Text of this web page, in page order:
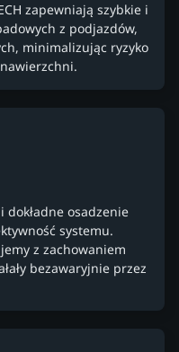
zapewniają szybkie i
z podjazdów,
minimalizując ryzyko
dokładne osadzenie
systemu.
z zachowaniem
bezawaryjnie przez